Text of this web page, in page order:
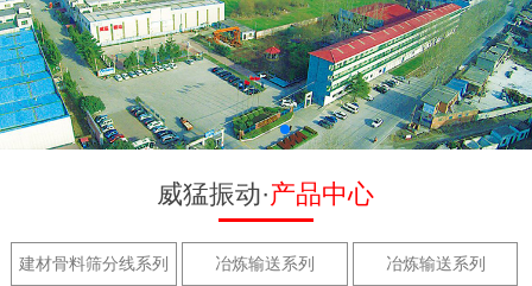
威猛振动·产品中心
建材骨料筛分线系列 冶炼输送系列 冶炼输送系列